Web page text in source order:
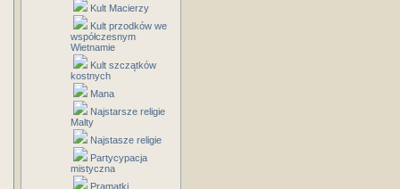
Kult Macierzy
Kult przodków we
współczesnym
Wietnamie
Kult szczątków
kostnych
Mana
Najstarsze religie
Malty
Najstasze religie
Partycypacja
mistyczna
Pramatki